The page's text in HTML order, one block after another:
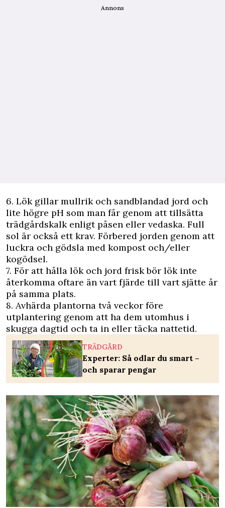
Annons
6. Lök gillar mullrik och sandblandad jord och
lite högre pH som man får genom att tillsätta
trädgårdskalk enligt påsen eller vedaska. Full
sol är också ett krav. Förbered jorden genom att
luckra och gödsla med kompost och/eller
kogödsel.
7. För att hålla lök och jord frisk bör lök inte
återkomma oftare än vart fjärde till vart sjätte år
på samma plats.
8. Avhärda plantorna två veckor före
utplantering genom att ha dem utomhus i
skugga dagtid och ta in eller täcka nattetid.
TRÄDGÅRD
Experter: Så odlar du smart –
och sparar pengar